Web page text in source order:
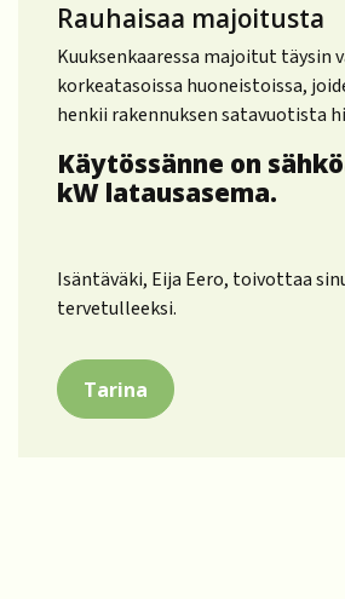
Rauhaisaa majoitusta
Kuuksenkaaressa majoitut täysin
korkeatasoissa huoneistoissa,
henkii rakennuksen satavuotista
Käytössänne on
kW latausasema.
Isäntäväki, Eija Eero, toivottaa
tervetulleeksi.
Tarina